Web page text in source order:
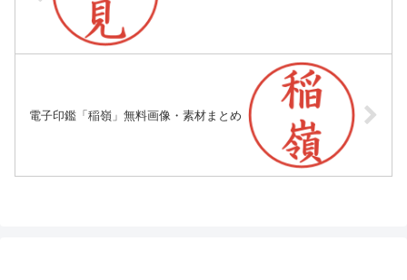
電子印鑑「稲嶺」無料画像・素材まとめ